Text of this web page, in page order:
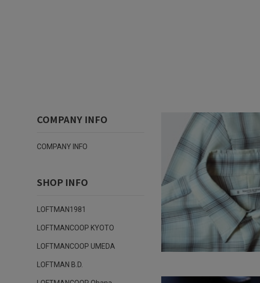
COMPANY INFO
COMPANY INFO
SHOP INFO
LOFTMAN1981
LOFTMANCOOP KYOTO
LOFTMANCOOP UMEDA
LOFTMAN B.D.